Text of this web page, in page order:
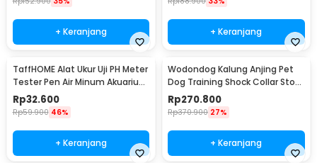
+ Keranjang + Keranjang
TaffHOME Alat Ukur Uji PH Meter
Tester Pen Air Minum Akuarium
- PH-009
Rp32.600
Rp59.900 46%
+ Keranjang
Wodondog Kalung Anjing Pet
Dog Training Shock Collar Stop
Barking 800M - JXG0031
Rp270.800
Rp370.900 27%
+ Keranjang